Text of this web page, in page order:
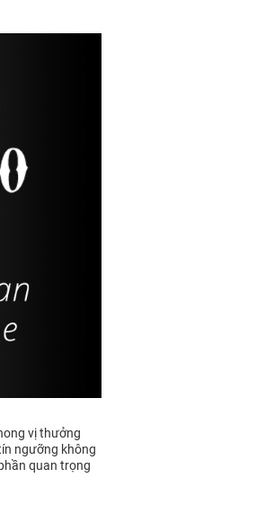
vị thưởng
ngưỡng không
quan trọng